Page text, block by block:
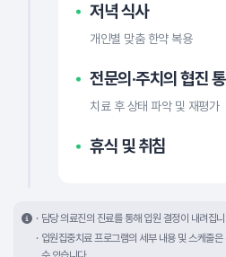
저녁 식사
개인별 맞춤 한약 복용
전문의·주치의 협진
치료 후 상태 파악 및 재평가
휴식 및 취침
담당 의료진의 진료를 통해 입원 결정이 내려집
입원집중치료 프로그램의 세부 내용 및 스케줄